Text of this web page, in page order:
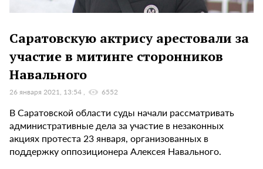
Саратовскую актрису арестовали за
участие в митинге сторонников
Навального
26 января 2021, 13:54 6552
В Саратовской области суды начали рассматривать
административные дела за участие в незаконных
акциях протеста 23 января, организованных в
поддержку оппозиционера Алексея Навального.